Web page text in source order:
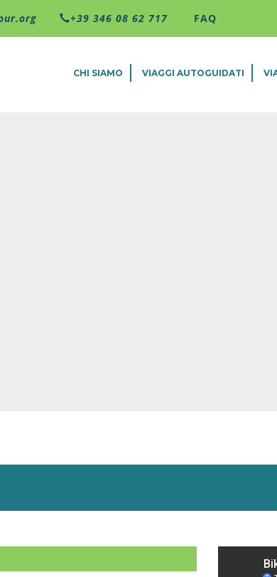
+39 346 08 62 717 FAQ
CHI SIAMO VIAGGI AUTOGUIDATI